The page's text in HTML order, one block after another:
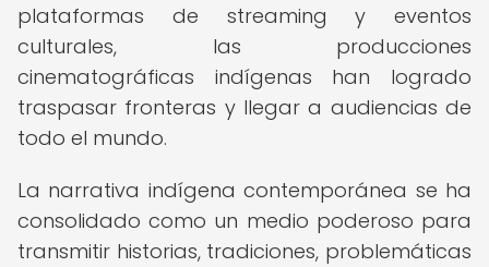
plataformas de streaming y eventos
culturales, las producciones
cinematográficas indígenas han logrado
traspasar fronteras y llegar a audiencias de
todo el mundo.
La narrativa indígena contemporánea se ha
consolidado como un medio poderoso para
transmitir historias, tradiciones, problemáticas